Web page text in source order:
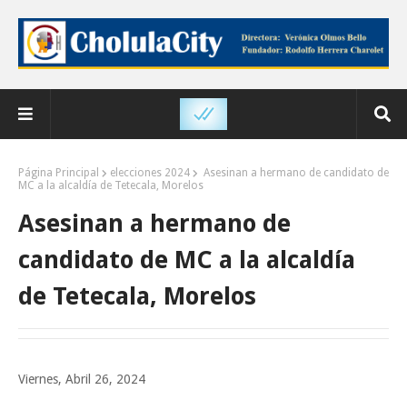
Página Principal elecciones 2024
Asesinan a hermano de candidato de
MC a la alcaldía de Tetecala, Morelos
Asesinan a hermano de
candidato de MC a la alcaldía
de Tetecala, Morelos
Viernes, Abril 26, 2024